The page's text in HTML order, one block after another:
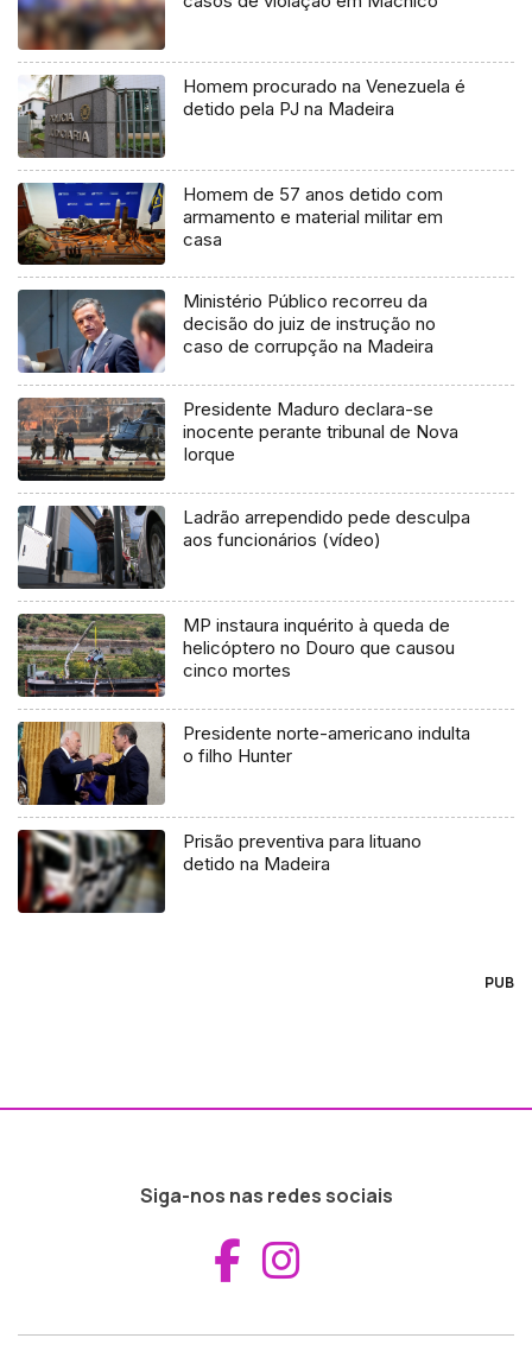
Homem procurado na Venezuela é
detido pela PJ na Madeira
Homem de 57 anos detido com
armamento e material militar em
casa
Ministério Público recorreu da
decisão do juiz de instrução no
caso de corrupção na Madeira
Presidente Maduro declara-se
inocente perante tribunal de Nova
Iorque
Ladrão arrependido pede desculpa
aos funcionários (vídeo)
MP instaura inquérito à queda de
helicóptero no Douro que causou
cinco mortes
Presidente norte-americano indulta
o filho Hunter
Prisão preventiva para lituano
detido na Madeira
PUB
Siga-nos nas redes sociais
Aceder ao